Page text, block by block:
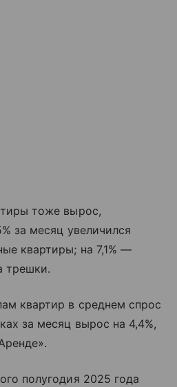
тоже вырос,
за месяц увеличился
квартиры; на 7,1% —
трешки.
квартир в среднем спрос
за месяц вырос на 4,4%,
полугодия 2025 года